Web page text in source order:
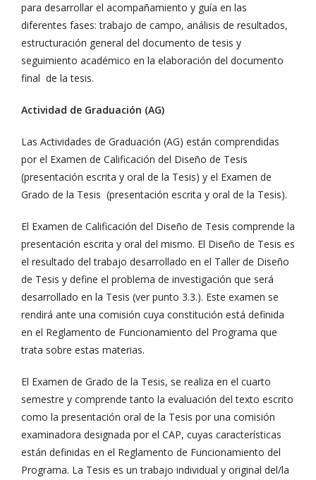
para desarrollar el acompañamiento y guía en las
diferentes fases: trabajo de campo, análisis de resultados,
estructuración general del documento de tesis y
seguimiento académico en la elaboración del documento
final de la tesis.
Actividad de Graduación (AG)
Las Actividades de Graduación (AG) están comprendidas
por el Examen de Calificación del Diseño de Tesis
(presentación escrita y oral de la Tesis) y el Examen de
Grado de la Tesis (presentación escrita y oral de la Tesis).
El Examen de Calificación del Diseño de Tesis comprende la
presentación escrita y oral del mismo. El Diseño de Tesis es
el resultado del trabajo desarrollado en el Taller de Diseño
de Tesis y define el problema de investigación que será
desarrollado en la Tesis (ver punto 3.3.). Este examen se
rendirá ante una comisión cuya constitución está definida
en el Reglamento de Funcionamiento del Programa que
trata sobre estas materias.
El Examen de Grado de la Tesis, se realiza en el cuarto
semestre y comprende tanto la evaluación del texto escrito
como la presentación oral de la Tesis por una comisión
examinadora designada por el CAP, cuyas características
están definidas en el Reglamento de Funcionamiento del
Programa. La Tesis es un trabajo individual y original del/la